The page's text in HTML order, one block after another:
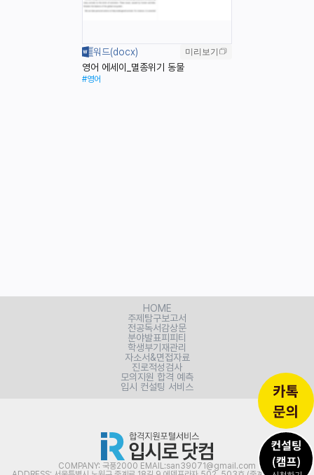
미리보기
영어 에세이_멸종위기 동물
#영어
HOME
주제탐구보고서
전공독서감상문
분야발표피피티
학생부기재관리
자소서&면접자료
진로적성검사
모의지원 합격 예측
입시 컨설팅 서비스
COMPANY: 국풍2000 EMAIL:san39071@gmail.com